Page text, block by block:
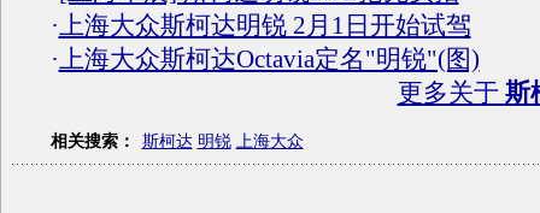
·上海大众斯柯达明锐 2月1日开始试驾
·上海大众斯柯达Octavia定名"明锐"(图)
更多关于 斯
相关搜索： 斯柯达 明锐 上海大众